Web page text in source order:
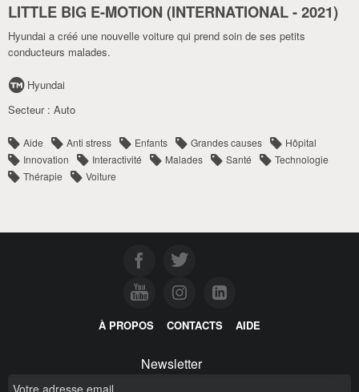
LITTLE BIG E-MOTION (INTERNATIONAL-2021)
Hyundai a créé une nouvelle voiture qui prend soin de ses petits
conducteurs malades.
Hyundai
Secteur : Auto
Aide Anti stress Enfants Grandes causes
Hôpital
Innovation
Interactivité Malades Santé
Technologie
Thérapie
Voiture
À PROPOS CONTACTS AIDE
Newsletter